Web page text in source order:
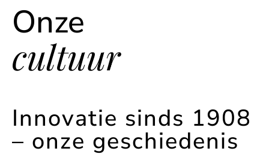
Onze
cultuur
Innovatie sinds 1908
– onze geschiedenis